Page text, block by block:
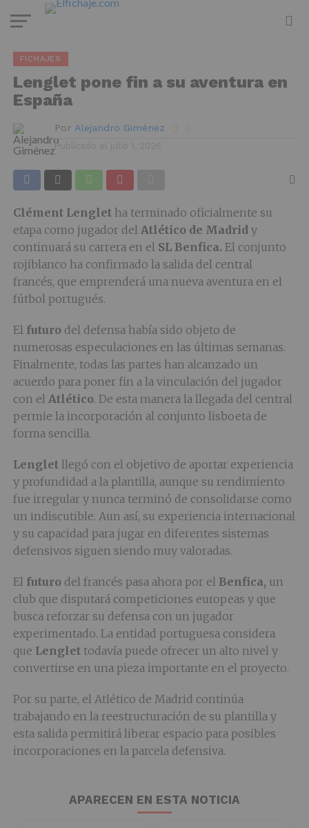
FICHAJES
Lenglet pone fin a su aventura en
España
Por Alejandro Giménez
Publicado el
Clément Lengletha terminado oficialmente su
etapa como jugador del Atlético de Madridy
continuará su carrera en el SL Benfica.El conjunto
rojiblanco ha confirmado la salida del central
francés, que emprenderá una nueva aventura en el
fútbol portugués.
El futurodel defensa había sido objeto de
numerosas especulaciones en las últimas semanas.
Finalmente, todas las partes han alcanzado un
acuerdo para poner fin a la vinculación del jugador
con el Atlético. De esta manera la llegada del central
permie la incorporación al conjunto lisboeta de
forma sencilla.
Lengletllegó con el objetivo de aportar experiencia
y profundidad a la plantilla, aunque su rendimiento
fue irregular y nunca terminó de consolidarse como
un indiscutible. Aun así, su experiencia internacional
y su capacidad para jugar en diferentes sistemas
defensivos siguen siendo muy valoradas.
El futuro del francés pasa ahora por elBenfica, un
club que disputará competiciones europeas y que
busca reforzar su defensa con un jugador
experimentado. La entidad portuguesa considera
que Lenglettodavía puede ofrecer un alto nivel y
convertirse en una pieza importante en el proyecto.
Por su parte, el Atlético de Madrid continúa
trabajando en la reestructuración de su plantilla y
esta salida permitirá liberar espacio para posibles
incorporaciones en la parcela defensiva.
APARECEN EN ESTA NOTICIA